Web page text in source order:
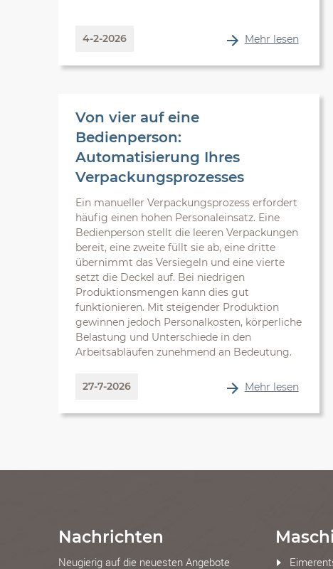
4-2-2026 Mehr lesen
Von vier auf eine
Bedienperson:
Automatisierung Ihres
Verpackungsprozesses
Ein manueller Verpackungsprozess erfordert
häufig einen hohen Personaleinsatz. Eine
Bedienperson stellt die leeren Verpackungen
bereit, eine zweite füllt sie ab, eine dritte
übernimmt das Versiegeln und eine vierte
setzt die Deckel auf. Bei niedrigen
Produktionsmengen kann dies gut
funktionieren. Mit steigender Produktion
gewinnen jedoch Personalkosten, körperliche
Belastung und Unterschiede in den
Arbeitsabläufen zunehmend an Bedeutung.
27-7-2026 Mehr lesen
Nachrichten
Neugierig auf die neuesten Angebote